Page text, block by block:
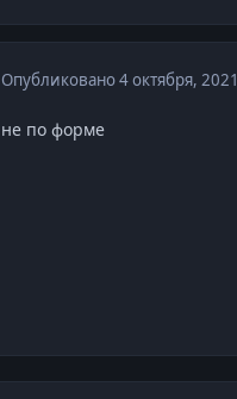
Опубликовано4 октября, 2021
не по форме